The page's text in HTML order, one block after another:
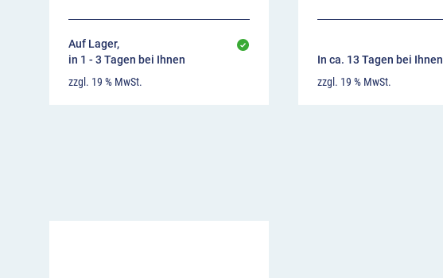
Auf Lager,
in 1 - 3 Tagen bei Ihnen
zzgl. 19 % MwSt.
In ca. 13 Tagen bei Ihnen
zzgl. 19 % MwSt.